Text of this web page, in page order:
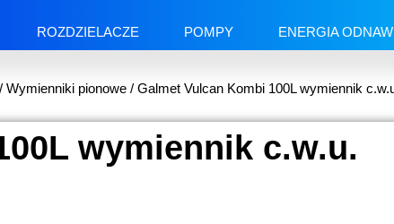
ROZDZIELACZE POMPY ENERGIA
/ Wymienniki pionowe / Galmet Vulcan Kombi 100L wymiennik
wymiennik c.w.u.